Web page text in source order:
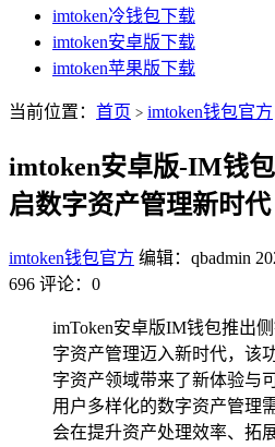
imtoken冷钱包下载
imtoken安卓版下载
imtoken苹果版下载
当前位置： 首页 > imtoken钱包官方
imtoken安卓版-IM钱
启数字资产管理新时代
imtoken钱包官方 编辑：qbadmin
696 评论：0
imToken安卓版IM钱包推出
字资产管理迈入新时代，该
字资产领域带来了新体验与
用户多样化的数字资产管理
会在提升资产处理效率、拓